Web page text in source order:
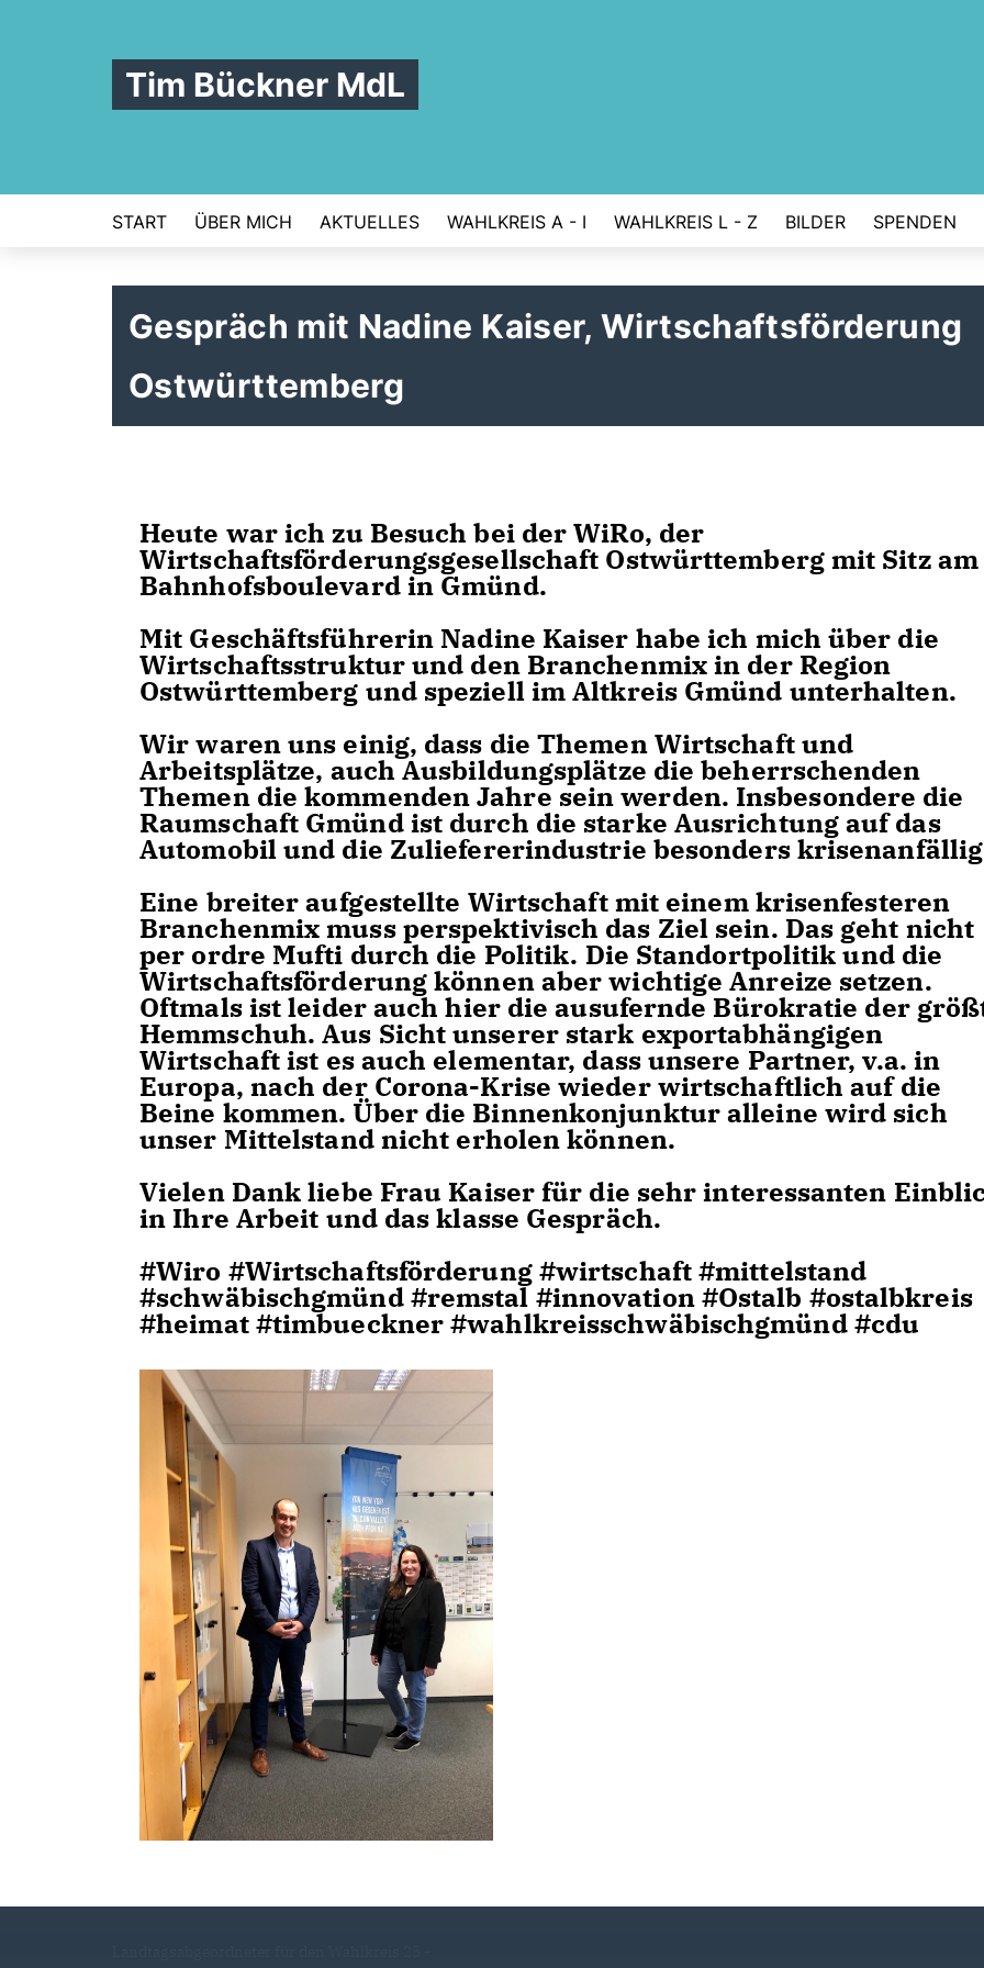
Tim Bückner MdL
START ÜBER MICH AKTUELLES WAHLKREIS A - I WAHLKREIS L - Z BILDER SPENDEN
Gespräch mit Nadine Kaiser, Wirtschaftsförderung
Ostwürttemberg
Heute war ich zu Besuch bei der WiRo, der
Wirtschaftsförderungsgesellschaft Ostwürttemberg mit Sitz am
Bahnhofsboulevard in Gmünd.
Mit Geschäftsführerin Nadine Kaiser habe ich mich über die
Wirtschaftsstruktur und den Branchenmix in der Region
Ostwürttemberg und speziell im Altkreis Gmünd unterhalten.
Wir waren uns einig, dass die Themen Wirtschaft und
Arbeitsplätze, auch Ausbildungsplätze die beherrschenden
Themen die kommenden Jahre sein werden. Insbesondere die
Raumschaft Gmünd ist durch die starke Ausrichtung auf das
Automobil und die Zuliefererindustrie besonders
Eine breiter aufgestellte Wirtschaft mit einem krisenfesteren
Branchenmix muss perspektivisch das Ziel sein. Das geht nicht
per ordre Mufti durch die Politik. Die Standortpolitik und die
Wirtschaftsförderung können aber wichtige Anreize setzen.
Oftmals ist leider auch hier die ausufernde Bürokratie der
Hemmschuh. Aus Sicht unserer stark exportabhängigen
Wirtschaft ist es auch elementar, dass unsere Partner, v.a. in
Europa, nach der Corona-Krise wieder wirtschaftlich auf die
Beine kommen. Über die Binnenkonjunktur alleine wird sich
unser Mittelstand nicht erholen können.
Vielen Dank liebe Frau Kaiser für die sehr interessanten
in Ihre Arbeit und das klasse Gespräch.
#Wiro #Wirtschaftsförderung #wirtschaft #mittelstand
#schwäbischgmünd #remstal #innovation #Ostalb #ostalbkreis
#heimat #timbueckner #wahlkreisschwäbischgmünd #cdu